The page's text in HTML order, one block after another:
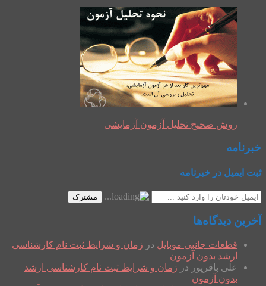
روش صحیح تحلیل آزمون آزمایشی
خبرنامه
ثبت ایمیل در خبرنامه
مشترک
آخرین دیدگاه‌ها
قطعات جانبی موبایل در زمان و شرایط ثبت نام کارشناسی
ارشد بدون آزمون
علی باقرپور در زمان و شرایط ثبت نام کارشناسی ارشد
بدون آزمون